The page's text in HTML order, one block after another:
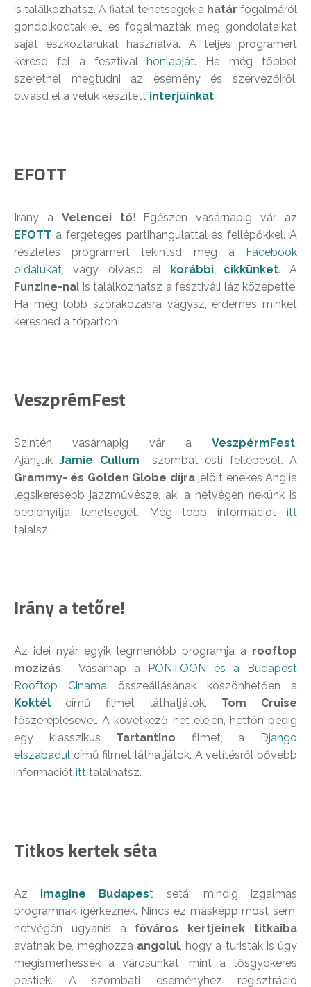
is találkozhatsz. A fiatal tehetségek a határ fogalmáról
gondolkodtak el, és fogalmazták meg gondolataikat
saját eszköztárukat használva. A teljes programért
keresd fel a fesztivál honlapját. Ha még többet
szeretnél megtudni az esemény és szervezőiről,
olvasd el a velük készített interjúinkat.
EFOTT
Irány a Velencei tó! Egészen vasárnapig vár az
EFOTT a fergeteges partihangulattal és fellépőkkel. A
részletes programért tekintsd meg a
Facebook
oldalukat, vagy olvasd el korábbi cikkünket. A
Funzine-nal is találkozhatsz a fesztiváli láz közepette.
Ha még több szórakozásra vágysz, érdemes minket
keresned a tóparton!
VeszprémFest
Szintén vasárnapig vár a VeszpérmFest.
AjánljukJamie Cullum szombat esti fellépését. A
Grammy- és Golden Globe díjrajelölt énekes Anglia
legsikeresebb jazzművésze, aki a hétvégén nekünk is
bebionyítja tehetségét. Még több információt itt
találsz.
Irány a tetőre!
Az idei nyár egyik legmenőbb programja a rooftop
mozizás. Vasárnap a
PONTOON és a Budapest
Rooftop Cinama összeállásának köszönhetően a
Koktél
című filmet láthatjátok, Tom Cruise
főszereplésével. A következő hét elején, hétfőn pedig
egy klasszikus Tartantino filmet, a
Django
elszabadul című filmet láthatjátok. A vetítésről bővebb
információt itt találhatsz.
Titkos kertek séta
Az Imagine Budapest sétái mindig izgalmas
programnak ígérkeznek. Nincs ez másképp most sem,
hétvégén ugyanis a főváros kertjeinek titkaiba
avatnak be, méghozzá angolul, hogy a turisták is úgy
megismerhessék a városunkat, mint a tősgyökeres
pestiek. A szombati eseményhez regisztráció